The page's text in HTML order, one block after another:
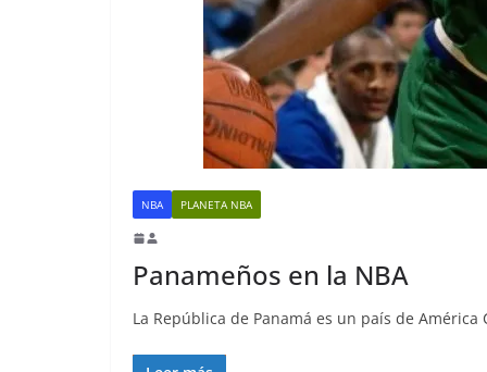
NBA PLANETA NBA
Panameños en la NBA
La República de Panamá es un país de